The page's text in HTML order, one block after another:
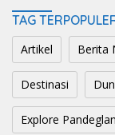
TAG
Artikel Berita
Destinasi
Explore